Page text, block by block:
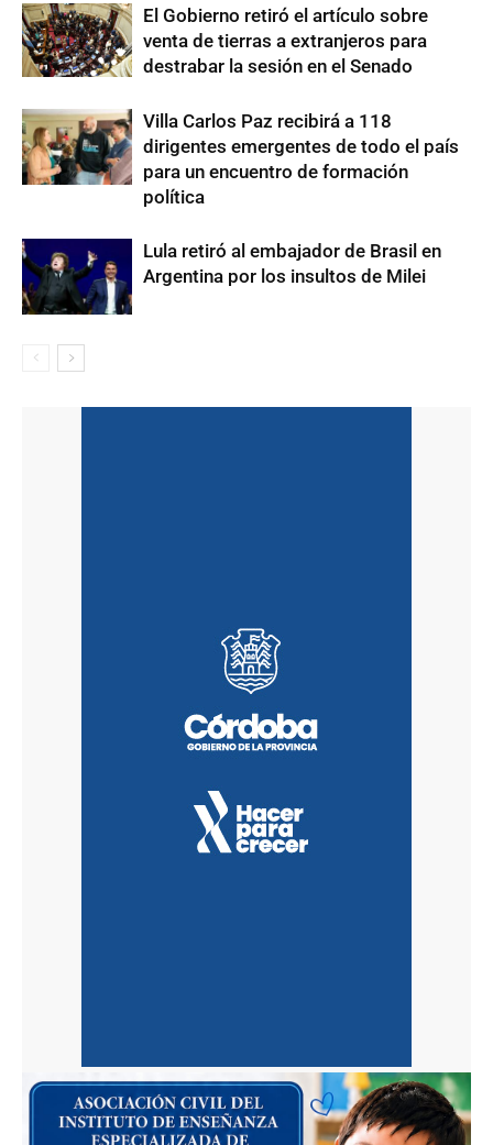
El Gobierno retiró el artículo sobre
venta de tierras a extranjeros para
destrabar la sesión en el Senado
Villa Carlos Paz recibirá a 118
dirigentes emergentes de todo el país
para un encuentro de formación
política
Lula retiró al embajador de Brasil en
Argentina por los insultos de Milei